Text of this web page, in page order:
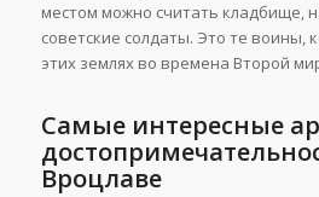
местом можно считать кладбище,
советские солдаты. Это те воины,
этих землях во времена Второй
Самые интересные
Вроцлаве